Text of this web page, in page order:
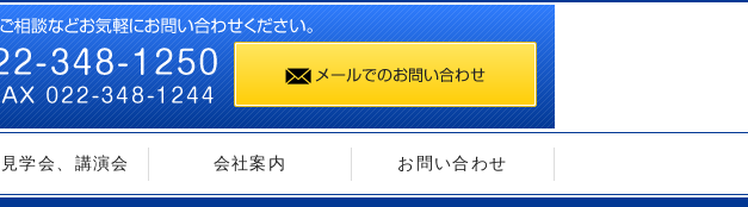
学会、講演会 会社案内 お問い合わせ